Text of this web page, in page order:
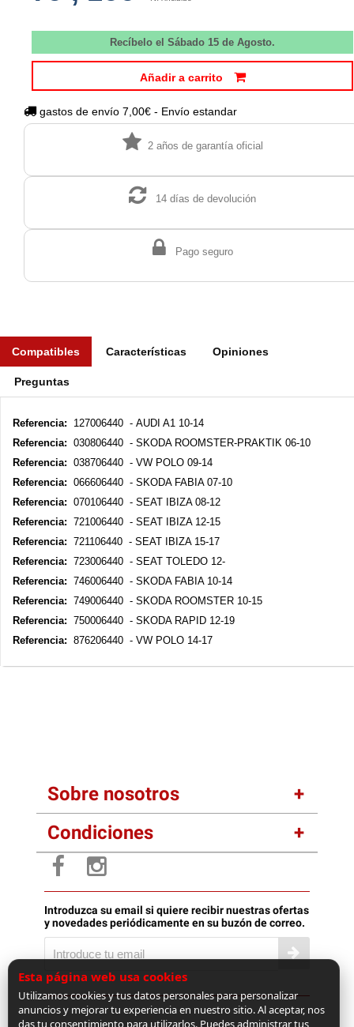
Recíbelo el Sábado 15 de Agosto.
Añadir a carrito
gastos de envío 7,00€ - Envío estandar
2 años de garantía oficial
14 días de devolución
Pago seguro
Compatibles Características Opiniones
Preguntas
Referencia:
127006440 - AUDI A1 10-14
Referencia: 030806440 - SKODA ROOMSTER-PRAKTIK 06-10
Referencia: 038706440 - VW POLO 09-14
Referencia: 066606440 - SKODA FABIA 07-10
Referencia: 070106440 - SEAT IBIZA 08-12
Referencia: 721006440 - SEAT IBIZA 12-15
Referencia: 721106440 - SEAT IBIZA 15-17
Referencia: 723006440 - SEAT TOLEDO 12-
Referencia: 746006440 - SKODA FABIA 10-14
Referencia: 749006440 - SKODA ROOMSTER 10-15
Referencia: 750006440 - SKODA RAPID 12-19
Referencia: 876206440 - VW POLO 14-17
Sobre nosotros
Condiciones
Introduzca su email si quiere recibir nuestras ofertas
y novedades periódicamente en su buzón de correo.
Esta página web usa cookies
Utilizamos cookies y tus datos personales para personalizar
anuncios y mejorar tu experiencia en nuestro sitio. Al aceptar, nos
das tu consentimiento para utilizarlos. Puedes administrar tus